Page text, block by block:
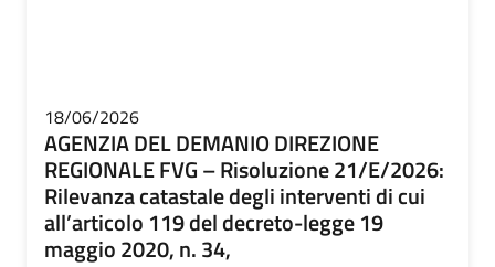
18/06/2026
AGENZIA DEL DEMANIO DIREZIONE
REGIONALE FVG – Risoluzione 21/E/2026:
Rilevanza catastale degli interventi di cui
all’articolo 119 del decreto-legge 19
maggio 2020, n. 34,